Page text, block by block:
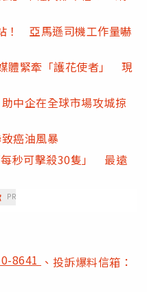
！ 亞馬遜司機工作量嚇
體緊牽「護花使者」 現
中企在全球市場攻城掠
癌油風暴
秒可擊殺30隻」 最遠
PR
8641 、投訴爆料信箱：